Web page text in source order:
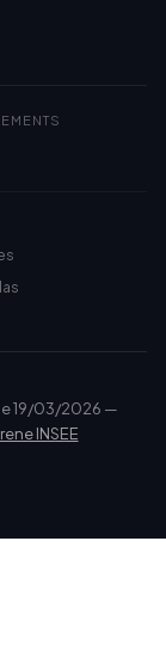
19/03/2026 —
INSEE